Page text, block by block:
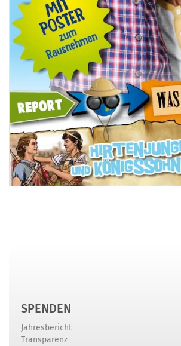
SPENDEN
Jahresbericht
Transparenz